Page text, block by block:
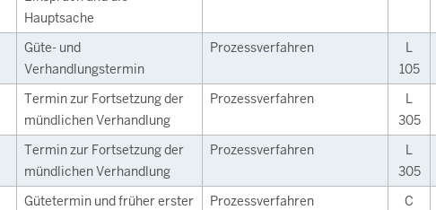
Hauptsache
Güte- und
Verhandlungstermin
Prozessverfahren
L
105
Termin zur Fortsetzung der
mündlichen Verhandlung
Prozessverfahren
L
305
Termin zur Fortsetzung der
mündlichen Verhandlung
Prozessverfahren
L
305
Gütetermin und früher erster
Prozessverfahren
C